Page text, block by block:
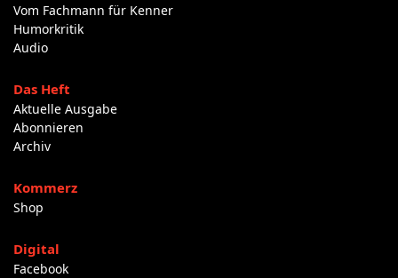
Vom Fachmann für Kenner
Humorkritik
Audio
Das Heft
Aktuelle Ausgabe
Abonnieren
Archiv
Kommerz
Shop
Digital
Facebook